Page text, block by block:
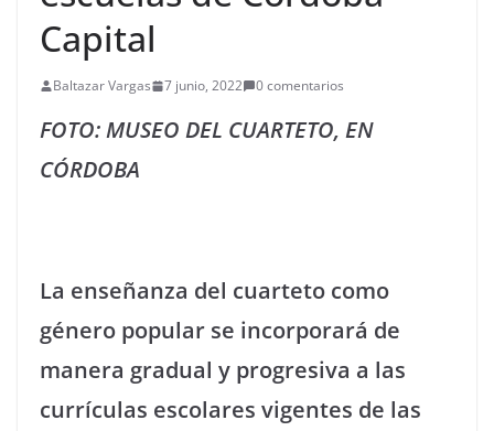
Capital
Baltazar Vargas 7 junio, 2022 0 comentarios
FOTO: MUSEO DEL CUARTETO, EN
CÓRDOBA
La enseñanza del cuarteto como
género popular se incorporará de
manera gradual y progresiva a las
currículas escolares vigentes de las